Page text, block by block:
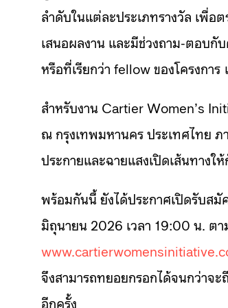
ลำดับในแต่ละประเภทรางวัล เพื่อ
เสนอผลงาน และมีช่วงถาม-ตอบกั
หรือที่เรียกว่า fellow ของโครงก
สำหรับงาน Cartier Women’s
ณ กรุงเทพมหานคร ประเทศไทย
ประกายและฉายแสงเปิดเส้นทาง
พร้อมกันนี้ ยังได้ประกาศเปิดรับส
มิถุนายน 2026 เวลา 19:00 น. ตา
จึงสามารถทยอยกรอกได้จนกว่าจ
อีกครั้ง